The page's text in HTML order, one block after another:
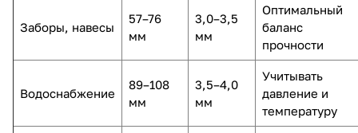
Заборы, навесы
57–76
мм
3,0–3,5
мм
Оптимальный
баланс
прочности
Водоснабжение
89–108
мм
3,5–4,0
мм
Учитывать
давление и
температуру